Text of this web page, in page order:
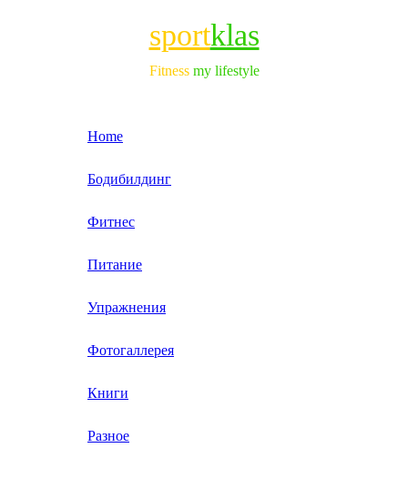
sportklas
Fitnessmy lifestyle
Home
Бодибилдинг
Фитнес
Питание
Упражнения
Фотогаллерея
Книги
Разное